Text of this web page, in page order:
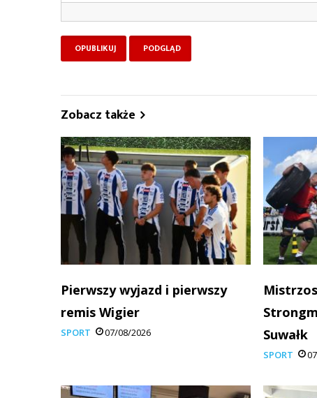
Zobacz także
Pierwszy wyjazd i pierwszy
remis Wigier
SPORT 07/08/2026
Suwałk
SPORT